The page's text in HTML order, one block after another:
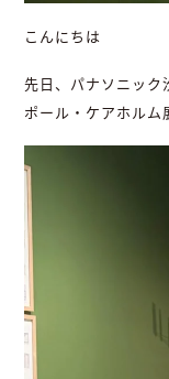
こんにちは
先日、パナソニック
ポール・ケアホルム